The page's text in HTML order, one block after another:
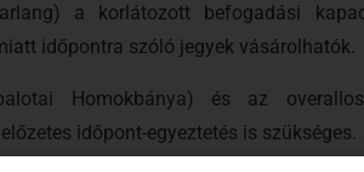
a korlátozott befogadási
időpontra szóló jegyek vásárolhatók.
Homokbánya) és az
időpont-egyeztetés is szükséges.